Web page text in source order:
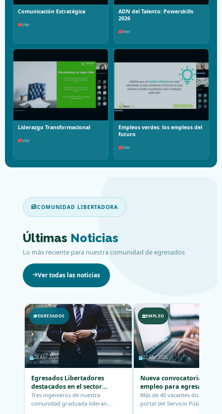
Comunicación Estratégica
Ver
ADN del Talento: Powerskills
2026
Ver
Liderazgo Transformacional
Ver
Empleos verdes: los empleos del
futuro
Ver
COMUNIDAD LIBERTADORA
Últimas Noticias
Lo más reciente para nuestra comunidad de egresados
Ver todas las noticias
EGRESADOS
28 Abr 2026
Egresados Libertadores
destacados en el sector
aeronáutico internacional
Tres ingenieros de nuestra
comunidad graduada lideran
EMPLEO
22 Abr 2026
Nueva convocatoria de
empleo para egresados
área de ingeniería
Más de 40 vacantes
portal del Servicio Público de